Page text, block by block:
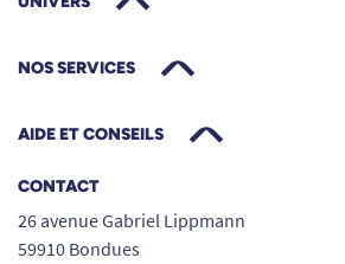
NOS SERVICES
AIDE ET CONSEILS
CONTACT
26 avenue Gabriel Lippmann
59910 Bondues